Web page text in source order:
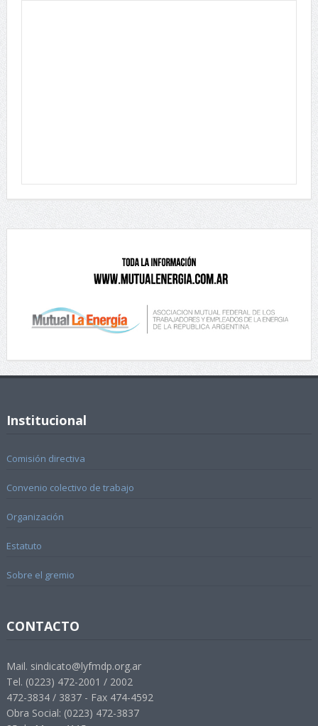
Institucional
Comisión directiva
Convenio colectivo de trabajo
Organización
Estatuto
Sobre el gremio
CONTACTO
Mail. sindicato@lyfmdp.org.ar
Tel. (0223) 472-2001 / 2002
472-3834 / 3837 - Fax 474-4592
Obra Social: (0223) 472-3837